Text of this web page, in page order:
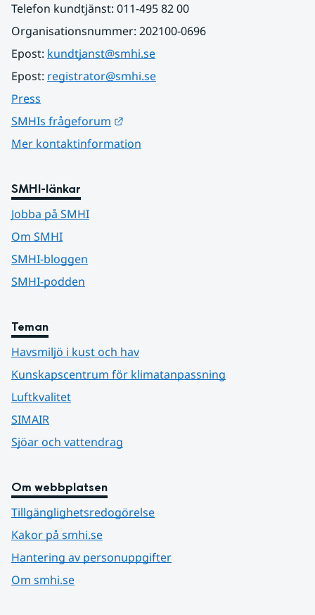
Telefon kundtjänst: 011-495 82 00
Organisationsnummer: 202100-0696
Epost: kundtjanst@smhi.se
Epost: registrator@smhi.se
Press
SMHIs frågeforum
Mer kontaktinformation
SMHI-länkar
Jobba på SMHI
Om SMHI
SMHI-bloggen
SMHI-podden
Teman
Havsmiljö i kust och hav
Kunskapscentrum för klimatanpassning
Luftkvalitet
SIMAIR
Sjöar och vattendrag
Om webbplatsen
Tillgänglighetsredogörelse
Kakor på smhi.se
Hantering av personuppgifter
Om smhi.se